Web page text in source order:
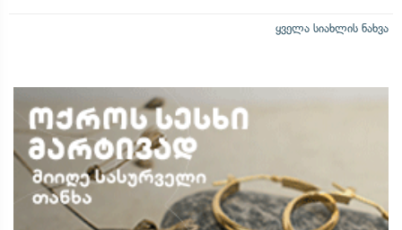
ყველა სიახლის ნახვა